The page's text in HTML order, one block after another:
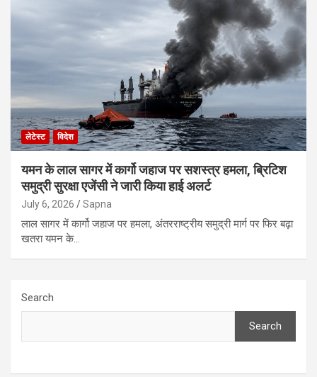
लेटेस्ट विदेश
यमन के लाल सागर में कार्गो जहाज पर सशस्त्र हमला, ब्रिटिश
समुद्री सुरक्षा एजेंसी ने जारी किया हाई अलर्ट
July 6, 2026 Sapna
लाल सागर में कार्गो जहाज पर हमला, अंतरराष्ट्रीय समुद्री मार्ग पर फिर बढ़ा
खतरा यमन के…
Search
Search